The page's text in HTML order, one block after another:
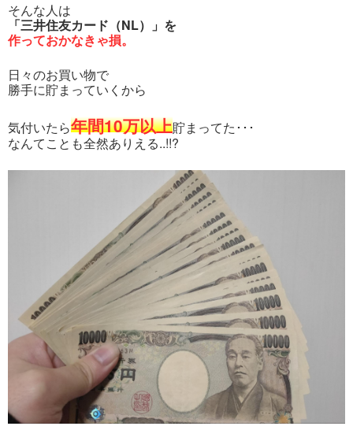
そんな人は
「三井住友カード（NL）」を
作っておかなきゃ損。
日々のお買い物で
勝手に貯まっていくから
気付いたら年間10万以上貯まってた･･･
なんてことも全然ありえる..!!?